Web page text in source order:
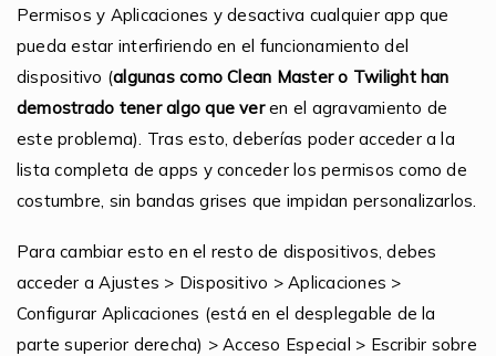
Permisos y Aplicaciones y desactiva cualquier app que
pueda estar interfiriendo en el funcionamiento del
dispositivo (algunas como Clean Master o Twilight han
demostrado tener algo que veren el agravamiento de
este problema). Tras esto, deberías poder acceder a la
lista completa de apps y conceder los permisos como de
costumbre, sin bandas grises que impidan personalizarlos.
Para cambiar esto en el resto de dispositivos, debes
acceder a Ajustes > Dispositivo > Aplicaciones >
Configurar Aplicaciones (está en el desplegable de la
parte superior derecha) > Acceso Especial > Escribir sobre